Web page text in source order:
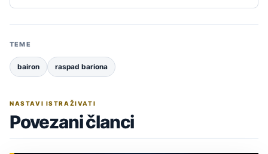
TEME
bairon raspad bariona
NASTAVI ISTRAŽIVATI
Povezani članci